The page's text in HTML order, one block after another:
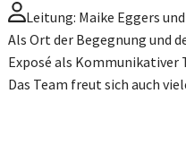
Leitung: Maike Eggers
Als Ort der Begegnung und
Exposé als
Das Team freut sich auch